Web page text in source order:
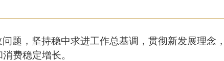
题，坚持稳中求进工作总基调，贯彻新发展理念
费稳定增长。